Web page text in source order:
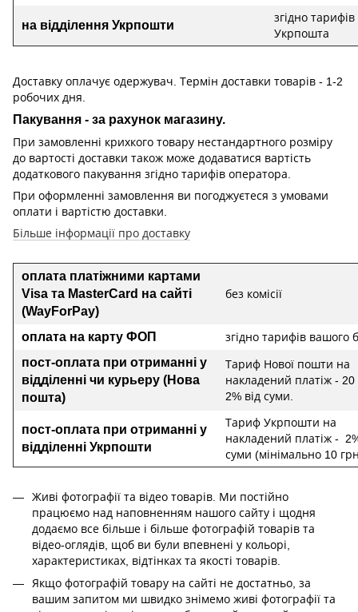
на відділення Укрпошти
згідно тарифів
Укрпошта
Доставку оплачує одержувач. Термін доставки товарів - 1-2
робочих дня.
Пакування - за рахунок магазину.
При замовленні крихкого товару нестандартного розміру
до вартості доставки також може додаватися вартість
додаткового пакування згідно тарифів оператора.
При оформленні замовлення ви погоджуєтеся з умовами
оплати і вартістю доставки.
Більше інформації про доставку
оплата платіжними картами
Visa та MasterCard на сайті
(WayForPay)
без комісії
оплата на карту ФОП згідно тарифів вашого
пост-оплата при отриманні у
відділенні чи курьеру (Нова
пошта)
Тариф Нової пошти на
накладений платіж - 20
2% від суми.
пост-оплата при отриманні у
відділенні Укрпошти
Тариф Укрпошти на
накладений платіж -
суми (мінімально 10
Живі фотографії та відео товарів. Ми постійно
працюємо над наповненням нашого сайту і щодня
додаємо все більше і більше фотографій товарів та
відео-оглядів, щоб ви були впевнені у кольорі,
характеристиках, відтінках та якості товарів.
Якщо фотографій товару на сайті не достатньо, за
вашим запитом ми швидко знімемо живі фотографії та